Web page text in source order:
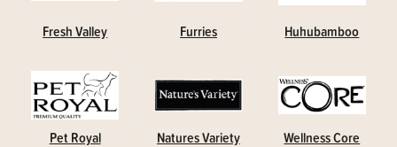
Fresh Valley Furries Huhubamboo
Pet Royal Natures Variety Wellness Core